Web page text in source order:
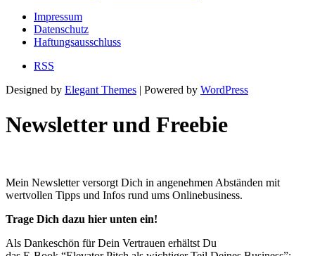
Impressum
Datenschutz
Haftungsausschluss
RSS
Designed by Elegant Themes | Powered by WordPress
Newsletter und Freebie
Mein Newsletter versorgt Dich in angenehmen Abständen mit
wertvollen Tipps und Infos rund ums Onlinebusiness.
Trage Dich dazu hier unten ein!
Als Dankeschön für Dein Vertrauen erhältst Du